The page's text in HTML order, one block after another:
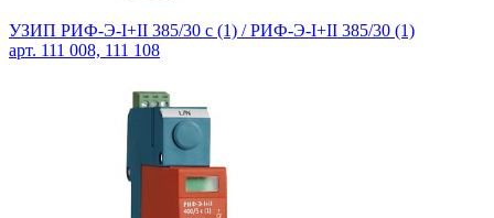
УЗИП РИФ-Э-I+II 385/30 с (1) / РИФ-Э-I+II 385/30 (1)
арт. 111 008, 111 108